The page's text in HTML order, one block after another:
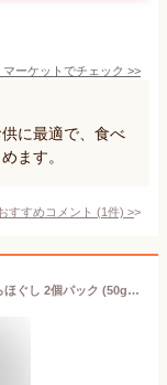
マーケット でチェック >>
に最適で、食べ
ます。
すすめコメント (1件) >
《セット販売》 ニッスイ 減塩50％ さけあらほぐし 2個パック (50g×2個)×6個セット 鮭フレーク 日本水産 ※軽減税率対象商品